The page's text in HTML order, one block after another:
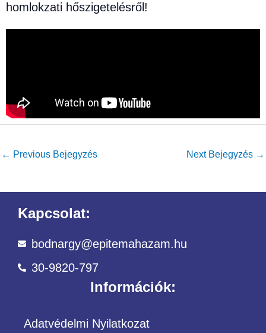
homlokzati hőszigetelésről!
← Previous Bejegyzés Next Bejegyzés →
Kapcsolat:
bodnargy@epitemahazam.hu
30-9820-797
Információk:
Adatvédelmi Nyilatkozat